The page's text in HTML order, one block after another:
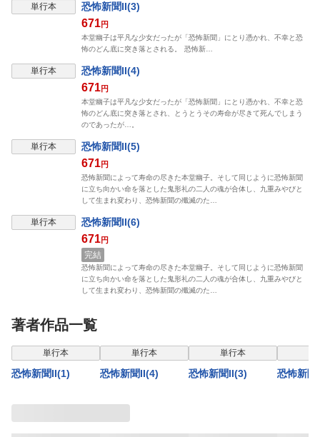
単行本 恐怖新聞II(3)
671円
本堂幽子は平凡な少女だったが「恐怖新聞」にとり憑かれ、不幸と恐
怖のどん底に突き落とされる。 恐怖新…
単行本 恐怖新聞II(4)
671円
本堂幽子は平凡な少女だったが「恐怖新聞」にとり憑かれ、不幸と恐
怖のどん底に突き落とされ、とうとうその寿命が尽きて死んでしまう
のであったが…。
単行本 恐怖新聞II(5)
671円
恐怖新聞によって寿命の尽きた本堂幽子。そして同じように恐怖新聞
に立ち向かい命を落とした鬼形礼の二人の魂が合体し、九重みやびと
して生まれ変わり、恐怖新聞の殲滅のた…
単行本 恐怖新聞II(6)
671円
完結
恐怖新聞によって寿命の尽きた本堂幽子。そして同じように恐怖新聞
に立ち向かい命を落とした鬼形礼の二人の魂が合体し、九重みやびと
して生まれ変わり、恐怖新聞の殲滅のた…
著者作品一覧
単行本
恐怖新聞II(1)
単行本
恐怖新聞II(4)
単行本
恐怖新聞II(3) 恐怖新聞